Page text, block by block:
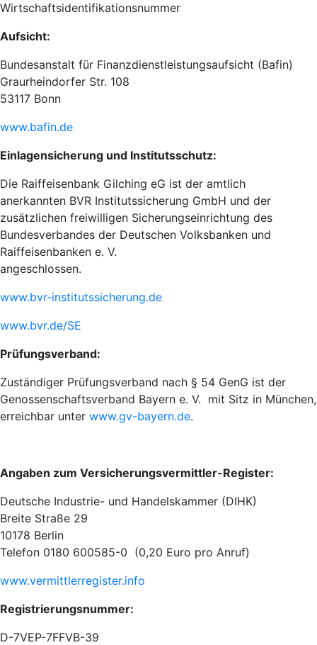
Wirtschaftsidentifikationsnummer
Aufsicht:
Bundesanstalt für Finanzdienstleistungsaufsicht (Bafin)
Graurheindorfer Str. 108
53117 Bonn
www.bafin.de
Einlagensicherung und Institutsschutz:
Die Raiffeisenbank Gilching eG ist der amtlich
anerkannten BVR Institutssicherung GmbH und der
zusätzlichen freiwilligen Sicherungseinrichtung des
Bundesverbandes der Deutschen Volksbanken und
Raiffeisenbanken e. V.
angeschlossen.
www.bvr-institutssicherung.de
www.bvr.de/SE
Prüfungsverband:
Zuständiger Prüfungsverband nach § 54 GenG ist der
Genossenschaftsverband Bayern e. V. mit Sitz in München,
erreichbar unter www.gv-bayern.de.
Angaben zum Versicherungsvermittler-Register:
Deutsche Industrie- und Handelskammer (DIHK)
Breite Straße 29
10178 Berlin
Telefon 0180 600585-0 (0,20 Euro pro Anruf)
www.vermittlerregister.info
Registrierungsnummer:
D-7VEP-7FFVB-39